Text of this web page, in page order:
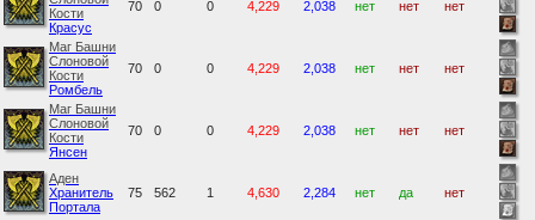
Кости
Красус
70 0 0 4,229 2,038 нет нет нет
Маг Башни
Слоновой
Кости
Ромбель
70 0 0 4,229 2,038 нет нет нет
Маг Башни
Слоновой
Кости
Янсен
70 0 0 4,229 2,038 нет нет нет
Аден
Хранитель
Портала
75 562 1 4,630 2,284 нет да нет